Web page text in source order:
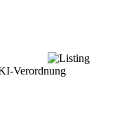
Verordnung